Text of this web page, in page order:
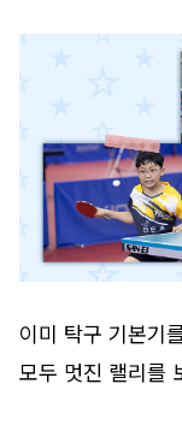
이미 탁구 기본기
모두 멋진 랠리를